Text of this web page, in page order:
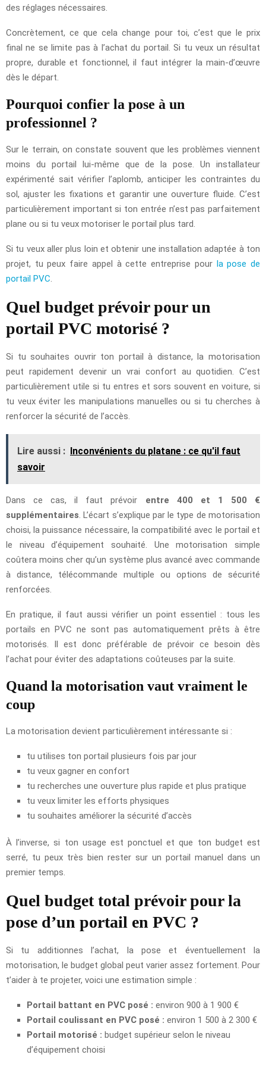
des réglages nécessaires.
Concrètement, ce que cela change pour toi, c’est que le prix
final ne se limite pas à l’achat du portail. Si tu veux un résultat
propre, durable et fonctionnel, il faut intégrer la main-d’œuvre
dès le départ.
Pourquoi confier la pose à un
professionnel ?
Sur le terrain, on constate souvent que les problèmes viennent
moins du portail lui-même que de la pose. Un installateur
expérimenté sait vérifier l’aplomb, anticiper les contraintes du
sol, ajuster les fixations et garantir une ouverture fluide. C’est
particulièrement important si ton entrée n’est pas parfaitement
plane ou si tu veux motoriser le portail plus tard.
Si tu veux aller plus loin et obtenir une installation adaptée à ton
projet, tu peux faire appel à cette entreprise pour la pose de
portail PVC.
Quel budget prévoir pour un
portail PVC motorisé ?
Si tu souhaites ouvrir ton portail à distance, la motorisation
peut rapidement devenir un vrai confort au quotidien. C’est
particulièrement utile si tu entres et sors souvent en voiture, si
tu veux éviter les manipulations manuelles ou si tu cherches à
renforcer la sécurité de l’accès.
Lire aussi :
Inconvénients du platane : ce qu'il faut
savoir
Dans ce cas, il faut prévoir entre 400 et 1 500 €
supplémentaires. L’écart s’explique par le type de motorisation
choisi, la puissance nécessaire, la compatibilité avec le portail et
le niveau d’équipement souhaité. Une motorisation simple
coûtera moins cher qu’un système plus avancé avec commande
à distance, télécommande multiple ou options de sécurité
renforcées.
En pratique, il faut aussi vérifier un point essentiel : tous les
portails en PVC ne sont pas automatiquement prêts à être
motorisés. Il est donc préférable de prévoir ce besoin dès
l’achat pour éviter des adaptations coûteuses par la suite.
Quand la motorisation vaut vraiment le
coup
La motorisation devient particulièrement intéressante si :
tu utilises ton portail plusieurs fois par jour
tu veux gagner en confort
tu recherches une ouverture plus rapide et plus pratique
tu veux limiter les efforts physiques
tu souhaites améliorer la sécurité d’accès
À l’inverse, si ton usage est ponctuel et que ton budget est
serré, tu peux très bien rester sur un portail manuel dans un
premier temps.
Quel budget total prévoir pour la
pose d’un portail en PVC ?
Si tu additionnes l’achat, la pose et éventuellement la
motorisation, le budget global peut varier assez fortement. Pour
t’aider à te projeter, voici une estimation simple :
Portail battant en PVC posé : environ 900 à 1 900 €
Portail coulissant en PVC posé : environ 1 500 à 2 300 €
Portail motorisé : budget supérieur selon le niveau
d’équipement choisi